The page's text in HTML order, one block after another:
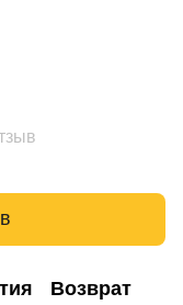
Возврат